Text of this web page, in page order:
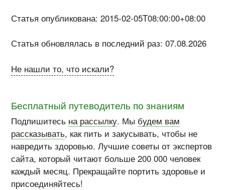
Статья опубликована: 2015-02-05T08:00:00+08:00
Статья обновлялась в последний раз: 07.08.2026
Не нашли то, что искали?
Бесплатный путеводитель по знаниям
Подпишитесь на рассылку. Мы будем вам
рассказывать, как пить и закусывать, чтобы не
навредить здоровью. Лучшие советы от экспертов
сайта, который читают больше 200 000 человек
каждый месяц. Прекращайте портить здоровье и
присоединяйтесь!